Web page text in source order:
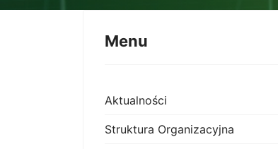
Menu
Aktualności
Struktura Organizacyjna